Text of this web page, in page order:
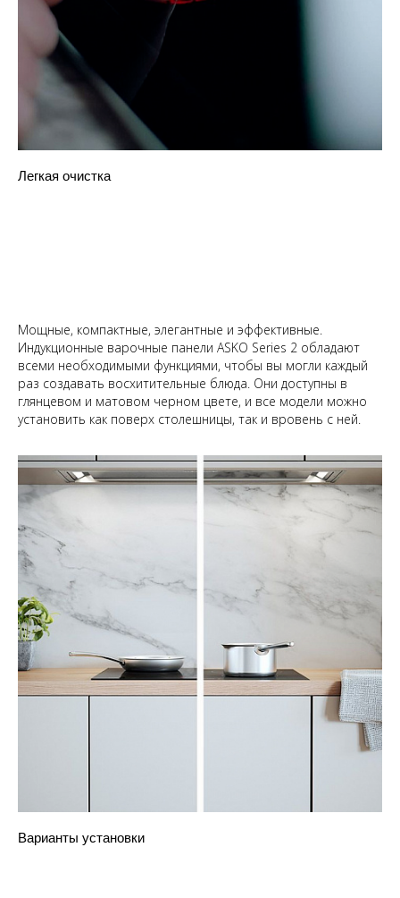
Легкая очистка
Мощные, компактные, элегантные и эффективные.
Индукционные варочные панели ASKO Series 2 обладают
всеми необходимыми функциями, чтобы вы могли каждый
раз создавать восхитительные блюда. Они доступны в
глянцевом и матовом черном цвете, и все модели можно
установить как поверх столешницы, так и вровень с ней.
Варианты установки